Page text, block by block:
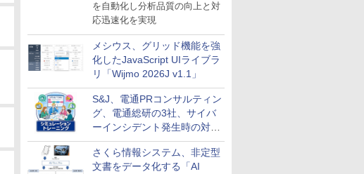
を自動化し分析品質の向上と対
応迅速化を実現
メシウス、グリッド機能を強
化したJavaScript UIライブラ
リ「Wijmo 2026J v1.1」
S&J、電通PRコンサルティン
グ、電通総研の3社、サイバ
ーインシデント発生時の対応
と危機管理広報を一体的に訓
練するプログラムを提供
さくら情報システム、非定型
文書をデータ化する「AI